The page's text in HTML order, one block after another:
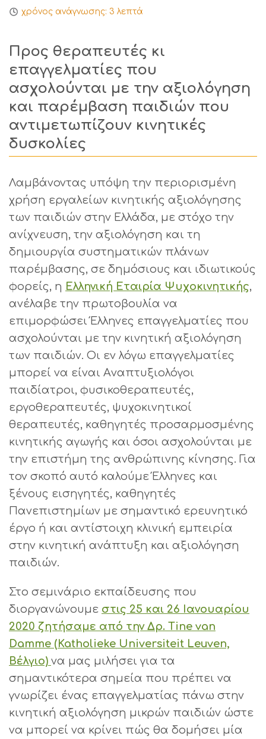
χρόνος ανάγνωσης: 3 λεπτά
Προς θεραπευτές κι
επαγγελματίες που
ασχολούνται με την αξιολόγηση
και παρέμβαση παιδιών που
αντιμετωπίζουν κινητικές
δυσκολίες
Λαμβάνοντας υπόψη την περιορισμένη
χρήση εργαλείων κινητικής αξιολόγησης
των παιδιών στην Ελλάδα, με στόχο την
ανίχνευση, την αξιολόγηση και τη
δημιουργία συστηματικών πλάνων
παρέμβασης, σε δημόσιους και ιδιωτικούς
φορείς, η Ελληνική Εταιρία Ψυχοκινητικής,
ανέλαβε την πρωτοβουλία να
επιμορφώσει Έλληνες επαγγελματίες που
ασχολούνται με την κινητική αξιολόγηση
των παιδιών. Οι εν λόγω επαγγελματίες
μπορεί να είναι Aναπτυξιολόγοι
παιδίατροι, φυσικοθεραπευτές,
εργοθεραπευτές, ψυχοκινητικοί
θεραπευτές, καθηγητές προσαρμοσμένης
κινητικής αγωγής και όσοι ασχολούνται με
την επιστήμη της ανθρώπινης κίνησης. Για
τον σκοπό αυτό καλούμε Έλληνες και
ξένους εισηγητές, καθηγητές
Πανεπιστημίων με σημαντικό ερευνητικό
έργο ή και αντίστοιχη κλινική εμπειρία
στην κινητική ανάπτυξη και αξιολόγηση
παιδιών.
Στο σεμινάριο εκπαίδευσης που
διοργανώνουμε στις 25 και 26 Ιανουαρίου
2020 ζητήσαμε από την Δρ. Tine van
Damme (Katholieke Universiteit Leuven,
Βέλγιο) να μας μιλήσει για τα
σημαντικότερα σημεία που πρέπει να
γνωρίζει ένας επαγγελματίας πάνω στην
κινητική αξιολόγηση μικρών παιδιών ώστε
να μπορεί να κρίνει πώς θα δομήσει μία